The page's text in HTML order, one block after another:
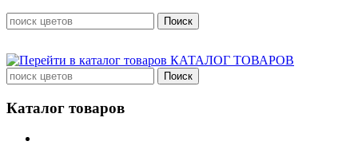
КАТАЛОГ ТОВАРОВ
Каталог товаров